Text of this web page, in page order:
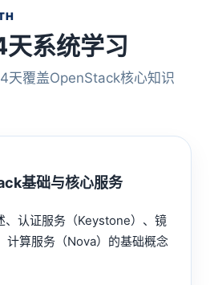
天系统学习
天覆盖OpenStack核心知识
基础与核心服务
、认证服务（Keystone）、镜
计算服务（Nova）的基础概念